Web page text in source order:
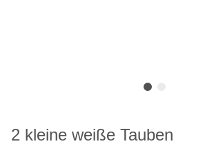
2 kleine weiße Tauben